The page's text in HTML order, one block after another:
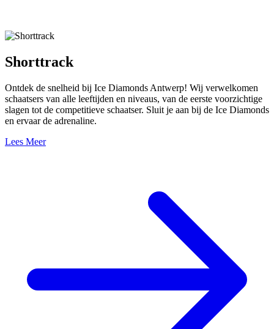
Shorttrack
Ontdek de snelheid bij Ice Diamonds Antwerp! Wij verwelkomen
schaatsers van alle leeftijden en niveaus, van de eerste voorzichtige
slagen tot de competitieve schaatser. Sluit je aan bij de Ice Diamonds
en ervaar de adrenaline.
Lees Meer